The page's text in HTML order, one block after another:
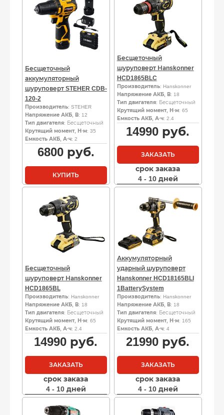
Бесщеточный
аккумуляторный
шуруповерт STEHER CDB-
120-2
Производитель: STEHER
Напряжение АКБ, В: 12
Тип двигателя: Бесщеточный
Крутящий момент, Н·м: 35
Емкость АКБ, А·ч: 2
6800руб.
КУПИТЬ
Бесщеточный
шуруповерт Наnskоnnеr
HCD1865BLC
Производитель: Hanskonner
Напряжение АКБ, В: 18
Тип двигателя: Бесщеточный
Крутящий момент, Н·м: 65
Емкость АКБ, А·ч: 2.4
14990 руб.
ЗАКАЗАТЬ
срок заказа
4 - 10 дней
Бесщеточный
шуруповерт Наnskоnnеr
HCD1865BL
Производитель: Hanskonner
Напряжение АКБ, В: 18
Тип двигателя: Бесщеточный
Крутящий момент, Н·м: 65
Емкость АКБ, А·ч: 2.4
14990 руб.
ЗАКАЗАТЬ
срок заказа
4 - 10 дней
Аккумуляторный
ударный шуруповерт
Hanskonner HCD18165BLI
1BatterySystem
Производитель: Hanskonner
Напряжение АКБ, В: 18
Тип двигателя: Бесщеточный
Крутящий момент, Н·м: 165
Емкость АКБ, А·ч: 4
21990 руб.
ЗАКАЗАТЬ
срок заказа
4 - 10 дней